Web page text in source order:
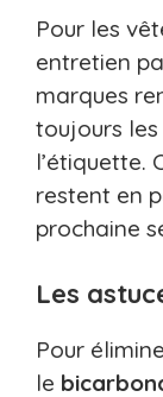
Pour les
entretien
marques
toujours
l’étiquette.
restent en
prochaine
Les
Pour
le